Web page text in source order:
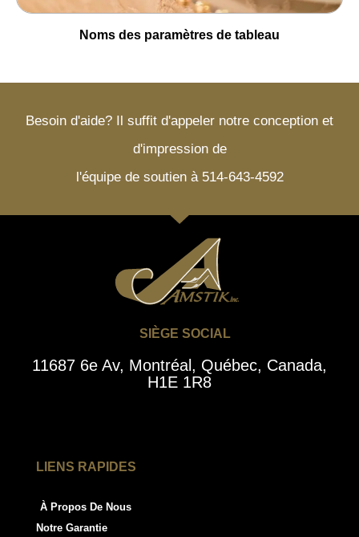
Noms des paramètres de tableau
Besoin d'aide? Il suffit d'appeler notre conception et
d'impression de
l'équipe de soutien à 514-643-4592
SIÈGE SOCIAL
11687 6e Av, Montréal, Québec, Canada,
H1E 1R8
LIENS RAPIDES
À Propos De Nous
Notre Garantie